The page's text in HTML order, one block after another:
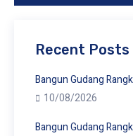
Recent Posts
Bangun Gudang
10/08/2026
Bangun Gudang